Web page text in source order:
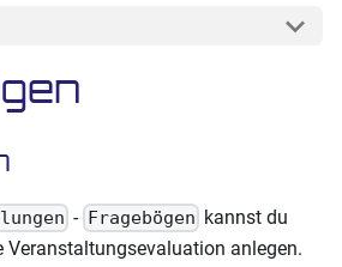
- Fragebögen kannst du
Veranstaltungsevaluation anlegen.